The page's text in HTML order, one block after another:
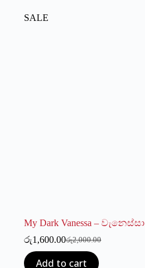
SALE
My Dark Vanessa – වැනෙස්සා
රු2,000.00
Original
was:
රු1,600.00Current
is:
Add to cart